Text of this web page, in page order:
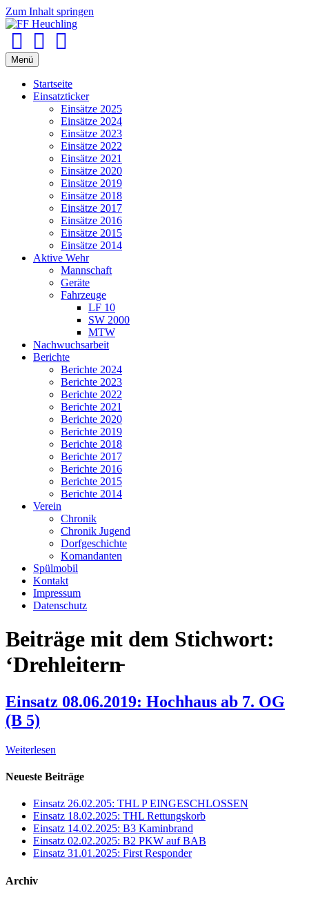
Zum Inhalt springen
Menü
Startseite
Einsatzticker
Einsätze 2025
Einsätze 2024
Einsätze 2023
Einsätze 2022
Einsätze 2021
Einsätze 2020
Einsätze 2019
Einsätze 2018
Einsätze 2017
Einsätze 2016
Einsätze 2015
Einsätze 2014
Aktive Wehr
Mannschaft
Geräte
Fahrzeuge
LF 10
SW 2000
MTW
Nachwuchsarbeit
Berichte
Berichte 2024
Berichte 2023
Berichte 2022
Berichte 2021
Berichte 2020
Berichte 2019
Berichte 2018
Berichte 2017
Berichte 2016
Berichte 2015
Berichte 2014
Verein
Chronik
Chronik Jugend
Dorfgeschichte
Komandanten
Spülmobil
Kontakt
Impressum
Datenschutz
Beiträge mit dem Stichwort:
‘Drehleitern̵
Einsatz 08.06.2019: Hochhaus ab 7. OG
(B 5)
Weiterlesen
Neueste Beiträge
Einsatz 26.02.205: THL P EINGESCHLOSSEN
Einsatz 18.02.2025: THL Rettungskorb
Einsatz 14.02.2025: B3 Kaminbrand
Einsatz 02.02.2025: B2 PKW auf BAB
Einsatz 31.01.2025: First Responder
Archiv